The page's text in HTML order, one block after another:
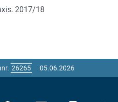
2017/18
05.06.2026